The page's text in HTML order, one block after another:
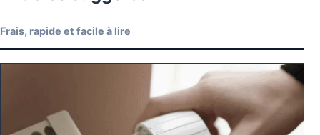
Frais, rapide et facile à lire